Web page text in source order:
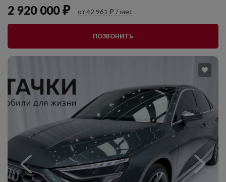
2 920 000 ₽ от 42 961 ₽ / мес
ПОЗВОНИТЬ